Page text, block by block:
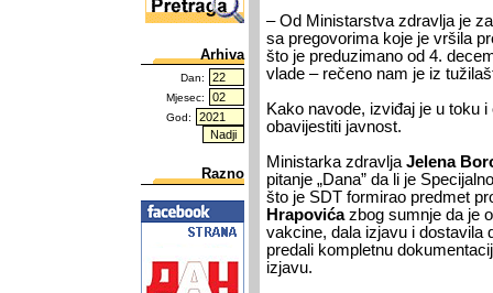
Arhiva
Dan:
Mjesec:
God:
Razno
– Od Ministarstva zdravlja je
sa pregovorima koje je vršila
što je preduzimano od 4.
vlade – rečeno nam je iz
Kako navode, izviđaj je u toku
obavijestiti javnost.
Ministarka zdravlja Jelena
pitanje „Dana” da li je
što je SDT formirao predmet
Hrapovićazbog sumnje da je
vakcine, dala izjavu i dostavila
predali kompletnu
izjavu.